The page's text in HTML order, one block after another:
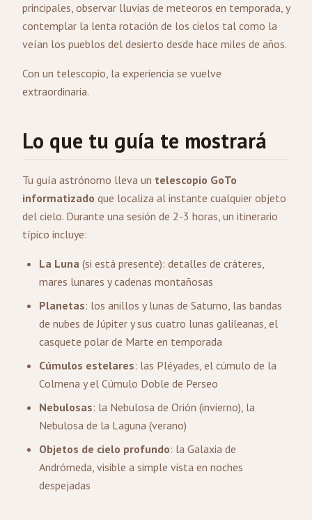
principales, observar lluvias de meteoros en temporada, y
contemplar la lenta rotación de los cielos tal como la
veían los pueblos del desierto desde hace miles de años.
Con un telescopio, la experiencia se vuelve
extraordinaria.
Lo que tu guía te mostrará
Tu guía astrónomo lleva un telescopio GoTo
informatizado que localiza al instante cualquier objeto
del cielo. Durante una sesión de 2-3 horas, un itinerario
típico incluye:
La Luna (si está presente): detalles de cráteres,
mares lunares y cadenas montañosas
Planetas: los anillos y lunas de Saturno, las bandas
de nubes de Júpiter y sus cuatro lunas galileanas, el
casquete polar de Marte en temporada
Cúmulos estelares: las Pléyades, el cúmulo de la
Colmena y el Cúmulo Doble de Perseo
Nebulosas: la Nebulosa de Orión (invierno), la
Nebulosa de la Laguna (verano)
Objetos de cielo profundo: la Galaxia de
Andrómeda, visible a simple vista en noches
despejadas